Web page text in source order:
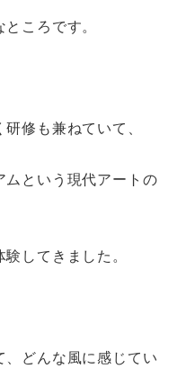
ころです。
修も兼ねていて、
という現代アートの
してきました。
どんな風に感じてい